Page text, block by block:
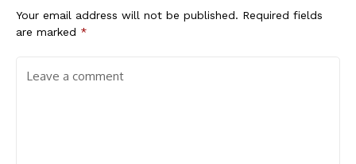
Your email address will not be published. Required fields
are marked *